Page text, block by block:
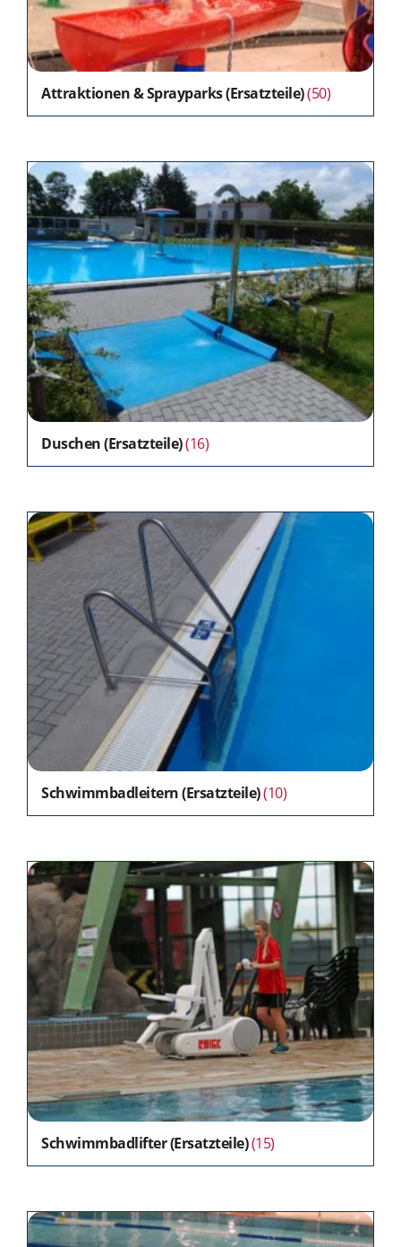
Attraktionen & Sprayparks (Ersatzteile)(50)
Duschen (Ersatzteile)(16)
Schwimmbadleitern (Ersatzteile)(10)
Schwimmbadlifter (Ersatzteile)(15)